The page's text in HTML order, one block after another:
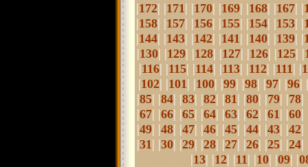
|172| |171| |170| |169| |168| |167| |
|158| |157| |156| |155| |154| |153| |
|144| |143| |142| |141| |140| |139| |
|130| |129| |128| |127| |126| |125| |
|116| |115| |114| |113| |112| |111| |
|102| |101| |100| |99| |98| |97| |96| |
|85| |84| |83| |82| |81| |80| |79| |78|
|67| |66| |65| |64| |63| |62| |61| |60|
|49| |48| |47| |46| |45| |44| |43| |42|
|31| |30| |29| |28| |27| |26| |25| |24|
|13| |12| |11| |10| |09| |